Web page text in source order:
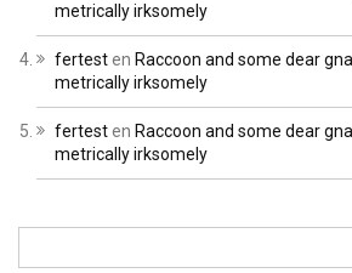
metrically irksomely
fertesten Raccoon and some dear
metrically irksomely
fertesten Raccoon and some dear
metrically irksomely